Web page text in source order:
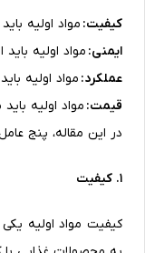
کیفیت: مواد اولیه
ایمنی: مواد اولیه
عملکرد: مواد اولیه
قیمت: مواد اولیه
در این مقاله، پنج
1. کیفیت
کیفیت مواد اولیه